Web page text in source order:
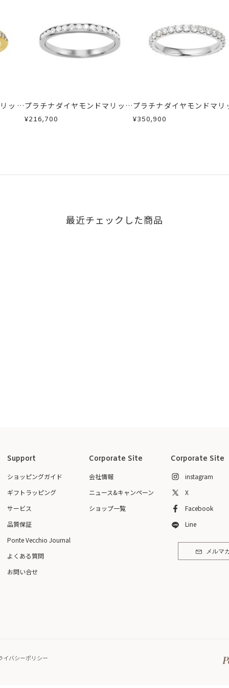
可
場合のお届け目安:約1ヶ月半
イプB、文字タイプCよりお選びいただけます。
ッジプラチナダイヤモンドマリッジ
リング
¥216,700
プラチナダイヤモンドマリ
リング
¥350,900
最近チェックした商品
Support
ショッピングガイド
ギフトラッピング
サービス
品質保証
Ponte Vecchio Journal
よくある質問
お問い合せ
Corporate Site
会社情報
ニュース&キャンペーン
ショップ一覧
Corporate Site
instagram
X
Facebook
Line
メルマ
イバシーポリシー